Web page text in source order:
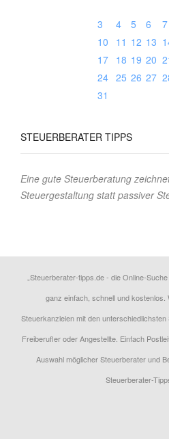
3
4 5 6 7
10
11 12 13
17
18 19 20
24 25 26 27
31
STEUERBERATER TIPPS
Eine gute Steuerberatung
Steuergestaltung statt passiver
„Steuerberater-tipps.de - die Online-
ganz einfach, schnell und kostenlos.
Steuerkanzleien mit den
Freiberufler oder Angestellte. Einfach
Auswahl möglicher Steuerberater und
Steuerberater-